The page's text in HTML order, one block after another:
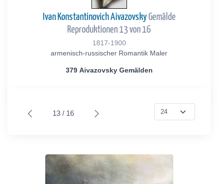
Ivan Konstantinovich AivazovskyGemälde
Reproduktionen 13 von 16
1817-1900
armenisch-russischer Romantik Maler
379 Aivazovsky Gemälden
13 / 16